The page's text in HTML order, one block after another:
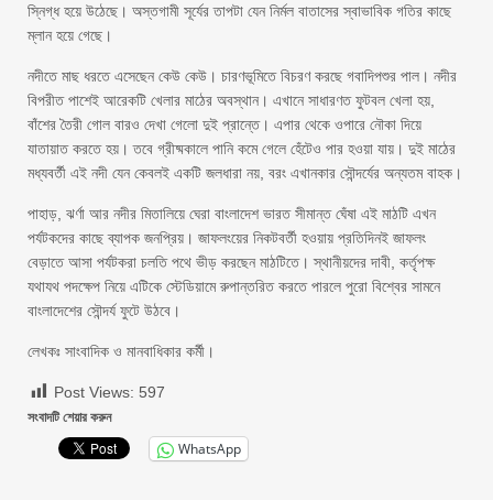
স্নিগ্ধ হয়ে উঠেছে। অস্তগামী সূর্যের তাপটা যেন নির্মল বাতাসের স্বাভাবিক গতির কাছে
ম্লান হয়ে গেছে।
নদীতে মাছ ধরতে এসেছেন কেউ কেউ। চারণভূমিতে বিচরণ করছে গবাদিপশুর পাল। নদীর
বিপরীত পাশেই আরেকটি খেলার মাঠের অবস্থান। এখানে সাধারণত ফুটবল খেলা হয়,
বাঁশের তৈরী গোল বারও দেখা গেলো দুই প্রান্তে। এপার থেকে ওপারে নৌকা দিয়ে
যাতায়াত করতে হয়। তবে গ্রীষ্মকালে পানি কমে গেলে হেঁটেও পার হওয়া যায়। দুই মাঠের
মধ্যবর্তী এই নদী যেন কেবলই একটি জলধারা নয়, বরং এখানকার সৌন্দর্যের অন্যতম বাহক।
পাহাড়, ঝর্ণা আর নদীর মিতালিয়ে ঘেরা বাংলাদেশ ভারত সীমান্ত ঘেঁষা এই মাঠটি এখন
পর্যটকদের কাছে ব্যাপক জনপ্রিয়। জাফলংয়ের নিকটবর্তী হওয়ায় প্রতিদিনই জাফলং
বেড়াতে আসা পর্যটকরা চলতি পথে ভীড় করছেন মাঠটিতে। স্থানীয়দের দাবী, কর্তৃপক্ষ
যথাযথ পদক্ষেপ নিয়ে এটিকে স্টেডিয়ামে রুপান্তরিত করতে পারলে পুরো বিশ্বের সামনে
বাংলাদেশের সৌন্দর্য ফুটে উঠবে।
লেখকঃ সাংবাদিক ও মানবাধিকার কর্মী।
Post Views: 597
সংবাদটি শেয়ার করুন
WhatsApp